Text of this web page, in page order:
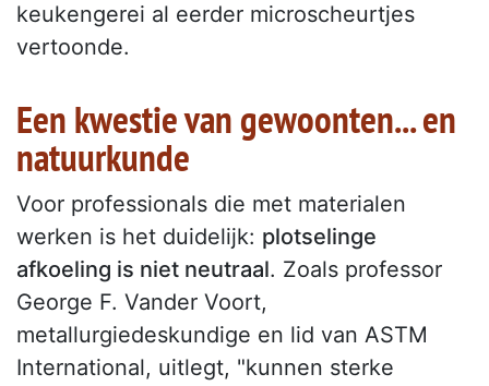
keukengerei al eerder microscheurtjes
vertoonde.
Een kwestie van gewoonten... en
natuurkunde
Voor professionals die met materialen
werken is het duidelijk: plotselinge
afkoeling is niet neutraal. Zoals professor
George F. Vander Voort,
metallurgiedeskundige en lid van ASTM
International, uitlegt, "kunnen sterke